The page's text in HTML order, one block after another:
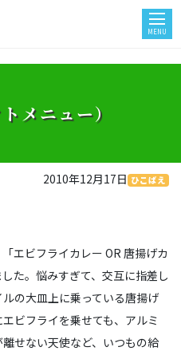
MENU
メニュー）
2010年12月17日 ひこばえ
エビフライカレー OR 唐揚げカ
た。悩みすぎて、交互に指差し
の大皿上に乗っている唐揚げ
ビフライを乗せても、アルミ
せない天使など、いつもの給